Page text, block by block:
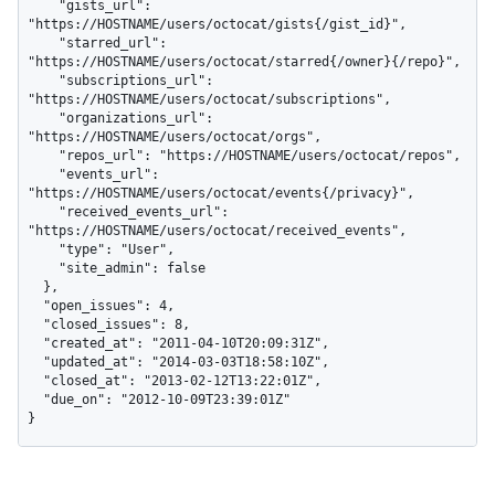
"https://HOSTNAME/users/octocat/gists{/gist_id}",
"https://HOSTNAME/users/octocat/starred{/owner}{/repo}",
"https://HOSTNAME/users/octocat/subscriptions",
"https://HOSTNAME/users/octocat/orgs",
"https://HOSTNAME/users/octocat/events{/privacy}",
"https://HOSTNAME/users/octocat/received_events",
}